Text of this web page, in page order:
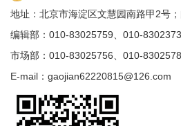
地址：北京市海淀区文慧园南路甲2号
编辑部：010-83025759、010-
市场部：010-83025756、010-
E-mail：gaojian62220815@126.com